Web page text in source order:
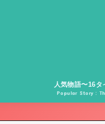
人気物語〜16
Popular Story：